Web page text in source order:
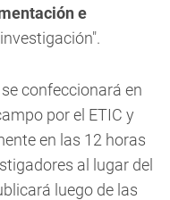
e
confeccionará en
por el ETIC y
en las 12 horas
al lugar del
luego de las